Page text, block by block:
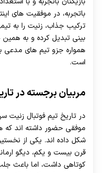
باتجربه، در موفقیت های
ترکیب جذاب، زنیت را به
بینی تبدیل کرده و به
همواره جزو تیم های مدعی
است.
مربیان برجسته در
در تاریخ تیم فوتبال زنیت
موفقی حضور داشته اند که
شکل داده اند. یکی از
قرن بیست و یکم، دیگو
کوتاهی داشت، اما باعث